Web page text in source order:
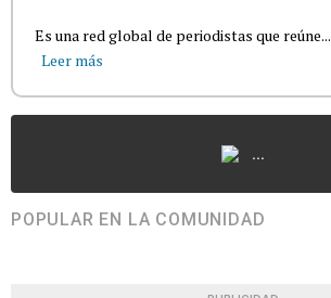
Es una red global de periodistas que reúne...
Leer más
...
POPULAR EN LA COMUNIDAD